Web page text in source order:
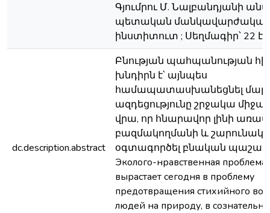
Գյումրու Մ. Նալբանդյանի
պետական
ինստիտուտ ; Սեղմագիր՝ 22
dc.description.abstract
Բնության պահպանության
խնդիրն է՝ այնպես
համապատասխանեցնել
ազդեցությունը շրջակա
վրա, որ հնարավոր լինի
բազմակողմանի և
օգտագործել բնական
Эколого-нравственная проблема
вырастает сегодня в проблему
предотвращения стихийного
людей на природу, в